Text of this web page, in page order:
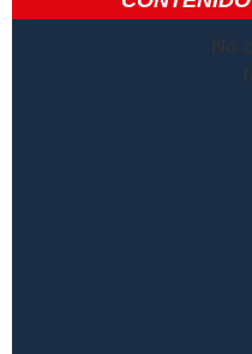
No